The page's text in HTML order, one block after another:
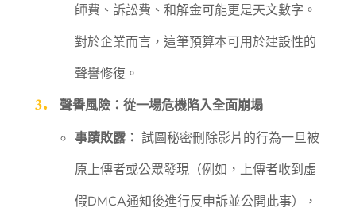
師費、訴訟費、和解金可能更是天文數字。
對於企業而言，這筆預算本可用於建設性的
聲譽修復。
聲譽風險：從一場危機陷入全面崩塌
事蹟敗露： 試圖秘密刪除影片的行為一旦被
原上傳者或公眾發現（例如，上傳者收到虛
假DMCA通知後進行反申訴並公開此事），